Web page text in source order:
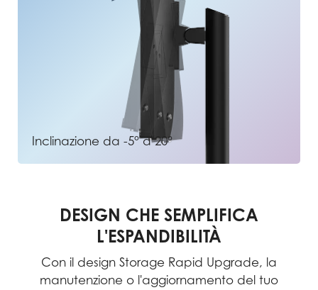
Inclinazione da -5° a 20°
DESIGN CHE SEMPLIFICA
L'ESPANDIBILITÀ
Con il design Storage Rapid Upgrade, la
manutenzione o l'aggiornamento del tuo